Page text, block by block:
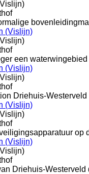
een waterwingebied
Driehuis-
op
Driehuis-